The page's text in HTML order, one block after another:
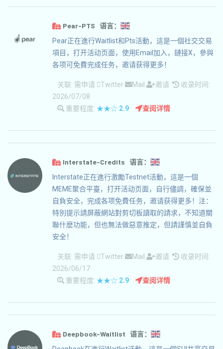
Pear-PTS 语言：
Pear正在進行Waitlist和Pts活動，這是一個社交交易
項目，打开活动页面，使用Email加入，鏈接X，參與
各项可免費完成任务，邀请获得更多！
关联: 需申请 Twitter Mail 邀请
收录时间:
2026/07/08
重要程度: ★★☆ 2.9 查阅详情
Interstate-Credits 语言：
Interstate正在進行激勵Testnet活動，這是一個
MEME聚合平臺，打开活动页面，自行儘調，確保並
自負安全，完成各项免費任务，邀请获得更多！注：
特別提示請屏蔽網站對剪切板讀取的請求，不知道關
聯什麽功能，但也無法做惡意推定，但請謹慎並自負
安全！
关联: 需申请 Twitter Mail 邀请
收录时间:
2026/06/17
重要程度: ★★☆ 2.9 查阅详情
Deepbook-Waitlist 语言：